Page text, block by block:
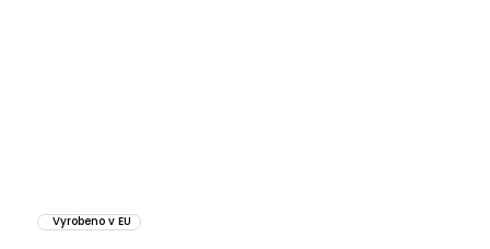
Vyrobeno v EU